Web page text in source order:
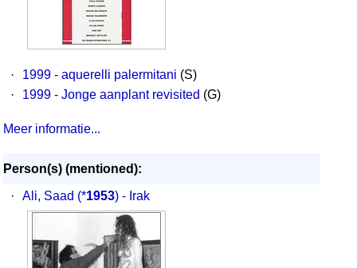
· 1999 - aquerelli palermitani (S)
·
1999 - Jonge aanplant revisited (G)
Meer informatie...
Person(s) (mentioned):
·
Ali, Saad (*1953) - Irak